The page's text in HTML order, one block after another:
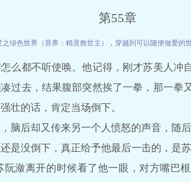
第55章
之绿色世界（异界：精灵救世主） ， 穿越到可以随便做爱的
么都不听使唤。他记得，刚才苏美人冲
过去，结果腹部突然挨了一拳，那一拳
壮的话，肯定当场倒下。
后却又传来另一个人愤怒的声音，随后
没倒下，真正给予他最后一击的，是苏
离开的时候看了他一眼，对方嘴巴根